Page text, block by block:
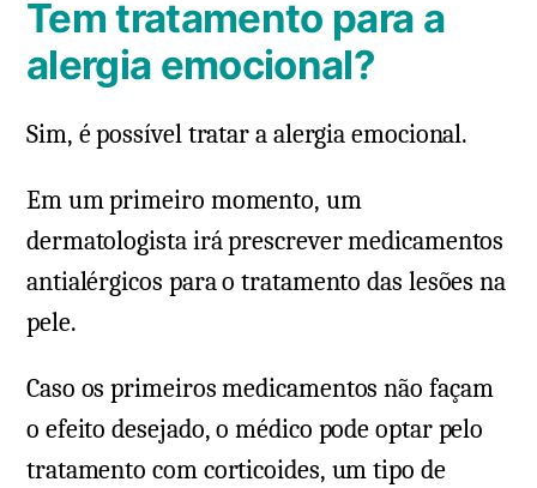
Tem tratamento para a
alergia emocional?
Sim, é possível tratar a alergia emocional.
Em um primeiro momento, um
dermatologista irá prescrever medicamentos
antialérgicos para o tratamento das lesões na
pele.
Caso os primeiros medicamentos não façam
o efeito desejado, o médico pode optar pelo
tratamento com corticoides, um tipo de